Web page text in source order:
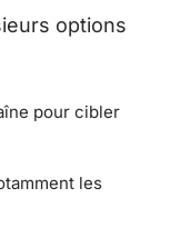
options
pour cibler
les